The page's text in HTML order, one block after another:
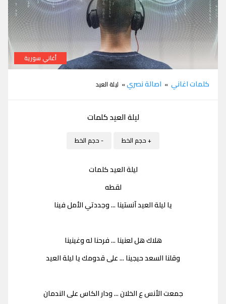
أغاني سورية
كلمات اغاني » اصالة نصري» ليلة العيد
ليلة العيد كلمات
+ حجم الخط - حجم الخط
ليلة العيد كلمات
لقطه
يا ليلة العيد آنستينا ... وجددتي الأمل فينا
هلاك هل لعنينا ... فرحنا له وغينينا
وقلنا السعد حيجينا ... على قدومك يا ليلة العيد
جمعت الأنس ع الخلان ... ودار الكاس على الندمان